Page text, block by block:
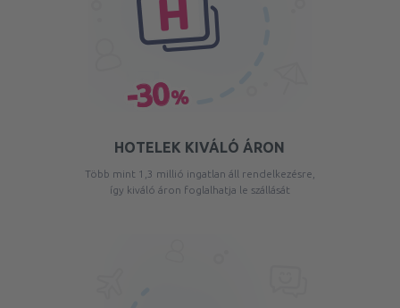
HOTELEK KIVÁLÓ ÁRON
Több mint 1,3 millió ingatlan áll rendelkezésre,
így kiváló áron foglalhatja le szállását